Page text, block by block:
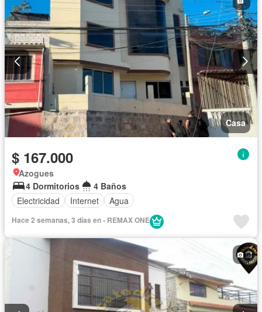
Casa
$ 167.000
Azogues
4 Dormitorios
4 Baños
Electricidad
Internet Agua
Hace 2 semanas, 3 días en - REMAX ONE